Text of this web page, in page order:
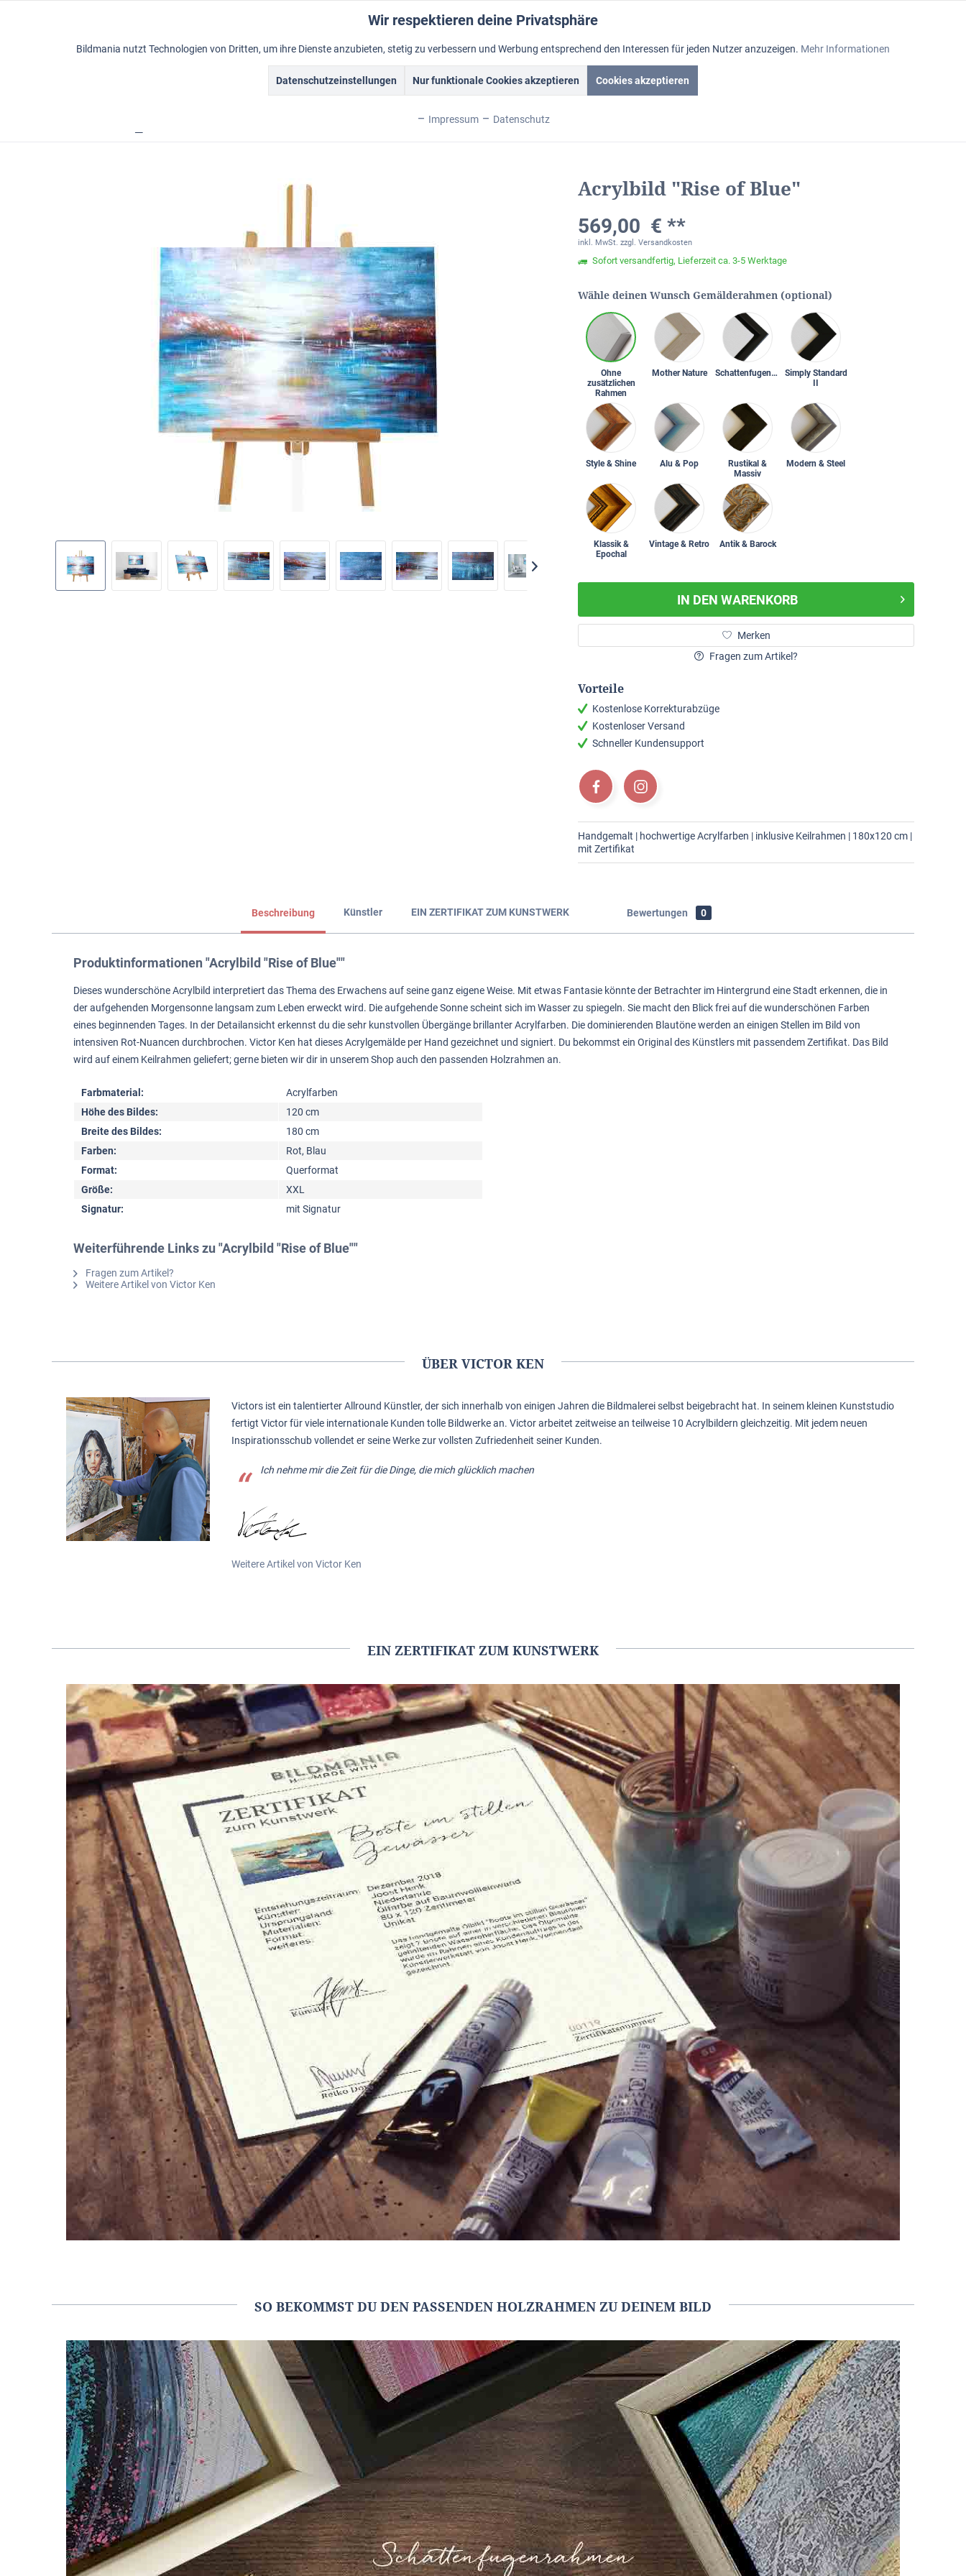
Ölbilder Acrylbilder Rahmen Ölbild vom Foto Foto malen lassen Gutscheine
Bildmania > Acrylbilder > XXL Wandbilder
Acrylbild "Rise of Blue"
569,00 € **
inkl. MwSt. zzgl. Versandkosten
Sofort versandfertig, Lieferzeit ca. 3-5 Werktage
Wähle deinen Wunsch Gemälderahmen (optional)
Ohne
zusätzlichen
Rahmen
Mother Nature Schattenfugenrahmen
Simply Standard
Style & Shine Alu & Pop
Rustikal &
Massiv
Modern & Steel
Klassik &
Epochal
Vintage & Retro Antik & Barock
IN DEN WARENKORB
Merken
Fragen zum Artikel?
Vorteile
Kostenlose Korrekturabzüge
Kostenloser Versand
Schneller Kundensupport
Handgemalt | hochwertige Acrylfarben | inklusive Keilrahmen | 180x120 cm |
mit Zertifikat
Beschreibung Künstler EIN ZERTIFIKAT ZUM KUNSTWERK Bewertungen 0
Produktinformationen "Acrylbild "Rise of Blue""
Dieses wunderschöne Acrylbild interpretiert das Thema des Erwachens auf seine ganz eigene Weise. Mit etwas Fantasie könnte der Betrachter im Hintergrund eine Stadt erkennen, die in
der aufgehenden Morgensonne langsam zum Leben erweckt wird. Die aufgehende Sonne scheint sich im Wasser zu spiegeln. Sie macht den Blick frei auf die wunderschönen Farben
eines beginnenden Tages. In der Detailansicht erkennst du die sehr kunstvollen Übergänge brillanter Acrylfarben. Die dominierenden Blautöne werden an einigen Stellen im Bild von
intensiven Rot-Nuancen durchbrochen. Victor Ken hat dieses Acrylgemälde per Hand gezeichnet und signiert. Du bekommst ein Original des Künstlers mit passendem Zertifikat. Das Bild
wird auf einem Keilrahmen geliefert; gerne bieten wir dir in unserem Shop auch den passenden Holzrahmen an.
Farbmaterial:
Acrylfarben
Höhe des Bildes:
120 cm
Breite des Bildes:
180 cm
Farben:
Rot, Blau
Format:
Querformat
Größe:
XXL
Signatur:
mit Signatur
Weiterführende Links zu "Acrylbild "Rise of Blue""
Fragen zum Artikel?
Weitere Artikel von Victor Ken
ÜBER VICTOR KEN
Victors ist ein talentierter Allround Künstler, der sich innerhalb von einigen Jahren die Bildmalerei selbst beigebracht hat. In seinem kleinen Kunststudio
fertigt Victor für viele internationale Kunden tolle Bildwerke an. Victor arbeitet zeitweise an teilweise 10 Acrylbildern gleichzeitig. Mit jedem neuen
Inspirationsschub vollendet er seine Werke zur vollsten Zufriedenheit seiner Kunden.
Ich nehme mir die Zeit für die Dinge, die mich glücklich machen
Weitere Artikel von Victor Ken
EIN ZERTIFIKAT ZUM KUNSTWERK
SO BEKOMMST DU DEN PASSENDEN HOLZRAHMEN ZU DEINEM BILD
Wir respektieren deine Privatsphäre
Bildmania nutzt Technologien von Dritten, um ihre Dienste anzubieten, stetig zu verbessern und Werbung entsprechend den Interessen für jeden Nutzer anzuzeigen. Mehr Informationen
Datenschutzeinstellungen Nur funktionale Cookies akzeptieren Cookies akzeptieren
Impressum Datenschutz